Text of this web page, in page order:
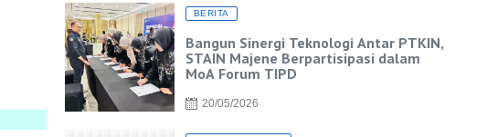
BERITA
Bangun Sinergi Teknologi Antar PTKIN,
STAIN Majene Berpartisipasi dalam
MoA Forum TIPD
20/05/2026